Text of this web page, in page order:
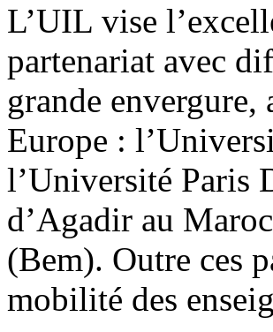
L’UIL vise
partenariat avec
grande
Europe :
l’Université Paris
d’Agadir au
(Bem). Outre ces
mobilité des